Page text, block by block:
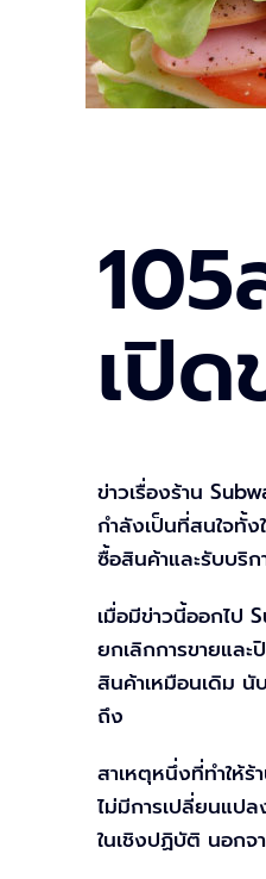
เปิ
ข่าวเรื่องร้าน
กำลังเป็นที่สนใจทั้ง
ซื้อสินค้าและรับบริ
เมื่อมีข่าวนี้ออกไป
ยกเลิกการขายแล
สินค้าเหมือนเดิม นั
ถึง
สาเหตุหนึ่งที่ทำให้
ไม่มีการเปลี่ยนแป
ในเชิงปฏิบัติ นอกจ